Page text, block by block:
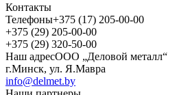
Контакты
Телефоны+375 (17) 205-00-00
+375 (29) 205-00-00
+375 (29) 320-50-00
Наш адресООО „Деловой металл“
г.Минск, ул. Я.Мавра
info@delmet.by